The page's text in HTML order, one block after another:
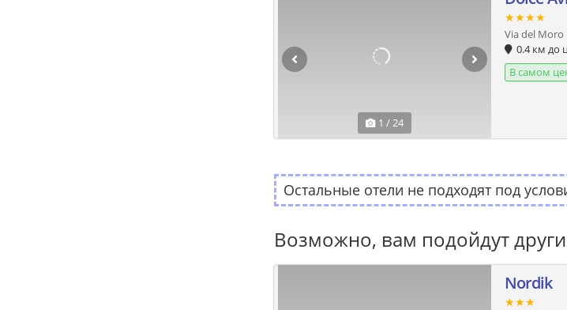
1 / 24
★★★★
Via del Moro
0.4 км до
В самом
Остальные отели не подходят под
Возможно, вам подойдут
Nordik
★★★